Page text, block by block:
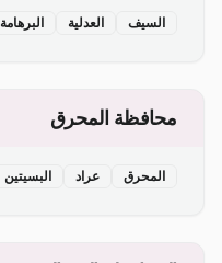
السيف العدلية البرهامة
محافظة المحرق
المحرق عراد البسيتين